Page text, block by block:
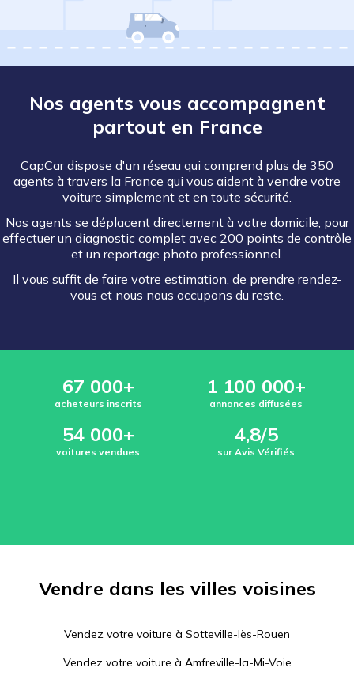
Nos agents vous accompagnent
partout en France
CapCar dispose d'un réseau qui comprend plus de 350
agents à travers la France qui vous aident à vendre votre
voiture simplement et en toute sécurité.
Nos agents se déplacent directement à votre domicile, pour
effectuer un diagnostic complet avec 200 points de contrôle
et un reportage photo professionnel.
Il vous suffit de faire votre estimation, de prendre rendez-
vous et nous nous occupons du reste.
67 000+
acheteurs inscrits
1 100 000+
annonces diffusées
54 000+
voitures vendues
4,8/5
sur Avis Vérifiés
Vendre dans les villes voisines
Vendez votre voiture à Sotteville-lès-Rouen
Vendez votre voiture à Amfreville-la-Mi-Voie